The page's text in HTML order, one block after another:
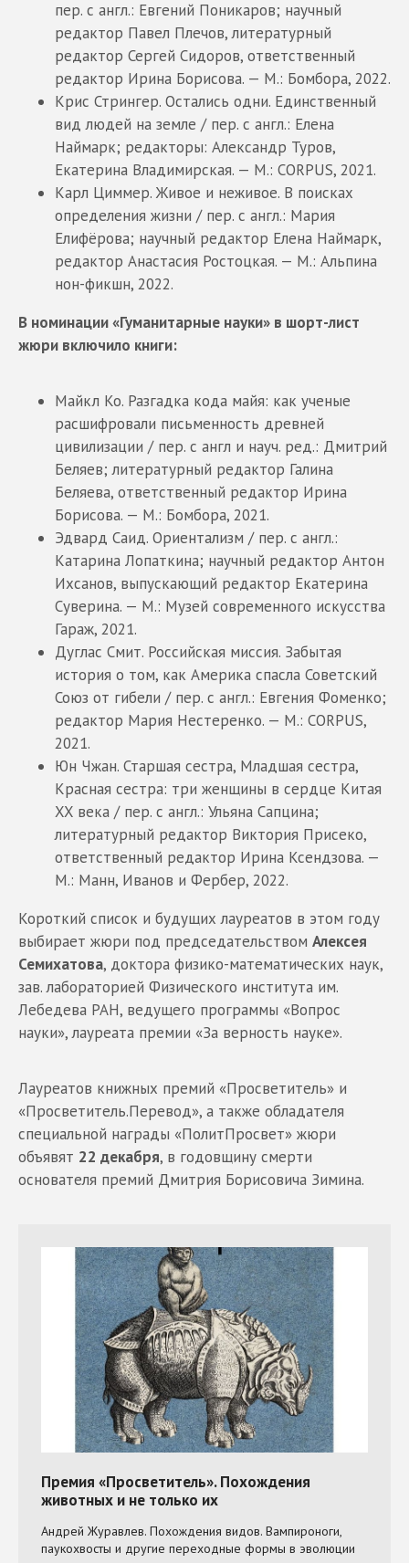
пер. с англ.: Евгений Поникаров; научный
редактор Павел Плечов, литературный
редактор Сергей Сидоров, ответственный
редактор Ирина Борисова. — М.: Бомбора, 2022.
Крис Стрингер. Остались одни. Единственный
вид людей на земле / пер. с англ.: Елена
Наймарк; редакторы: Александр Туров,
Екатерина Владимирская. — М.: CORPUS, 2021.
Карл Циммер. Живое и неживое. В поисках
определения жизни / пер. с англ.: Мария
Елифёрова; научный редактор Елена Наймарк,
редактор Анастасия Ростоцкая. — М.: Альпина
нон-фикшн, 2022.
В номинации «Гуманитарные науки» в шорт-лист
жюри включило книги:
Майкл Ко. Разгадка кода майя: как ученые
расшифровали письменность древней
цивилизации / пер. с англ и науч. ред.: Дмитрий
Беляев; литературный редактор Галина
Беляева, ответственный редактор Ирина
Борисова. — М.: Бомбора, 2021.
Эдвард Саид. Ориентализм / пер. с англ.:
Катарина Лопаткина; научный редактор Антон
Ихсанов, выпускающий редактор Екатерина
Суверина. — М.: Музей современного искусства
Гараж, 2021.
Дуглас Смит. Российская миссия. Забытая
история о том, как Америка спасла Советский
Союз от гибели / пер. с англ.: Евгения Фоменко;
редактор Мария Нестеренко. — М.: CORPUS,
2021.
Юн Чжан. Старшая сестра, Младшая сестра,
Красная сестра: три женщины в сердце Китая
XX века / пер. с англ.: Ульяна Сапцина;
литературный редактор Виктория Присеко,
ответственный редактор Ирина Ксендзова. —
М.: Манн, Иванов и Фербер, 2022.
Короткий список и будущих лауреатов в этом году
выбирает жюри под председательством Алексея
Семихатова, доктора физико-математических наук,
зав. лабораторией Физического института им.
Лебедева РАН, ведущего программы «Вопрос
науки», лауреата премии «За верность науке».
Лауреатов книжных премий «Просветитель» и
«Просветитель.Перевод», а также обладателя
специальной награды «ПолитПросвет» жюри
объявят 22 декабря, в годовщину смерти
основателя премий Дмитрия Борисовича Зимина.